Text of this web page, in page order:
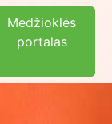
Medžioklės
portalas